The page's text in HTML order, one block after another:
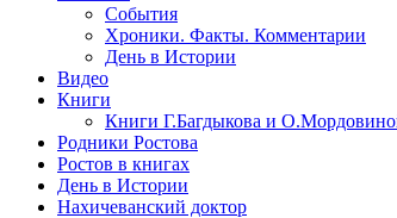
События
Хроники. Факты. Комментарии
День в Истории
Видео
Книги
Книги Г.Багдыкова и
Родники Ростова
Ростов в книгах
День в Истории
Нахичеванский доктор